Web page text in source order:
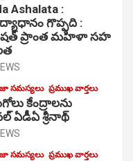
Ashalata :
గొప్పది :
ప్రాంత మహిళా సహ
సమస్యలు ప్రముఖ వార్తలు
కేంద్రాల‌ను
ఏడీఏ శ్రీనాథ్
సమస్యలు ప్రముఖ వార్తలు